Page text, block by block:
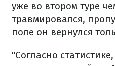
уже во втором туре
травмировался,
поле он вернулся
"Согласно